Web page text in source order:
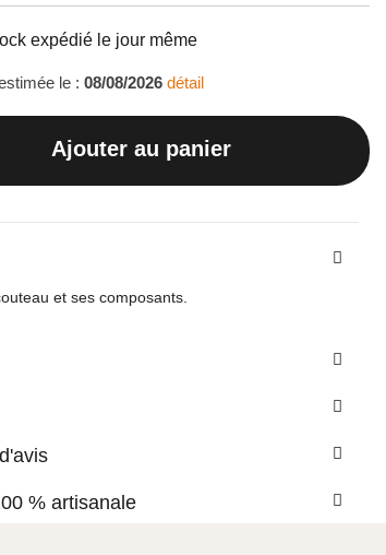
expédié le jour même
le : 08/08/2026 détail
Ajouter au panier
et ses composants.
% artisanale